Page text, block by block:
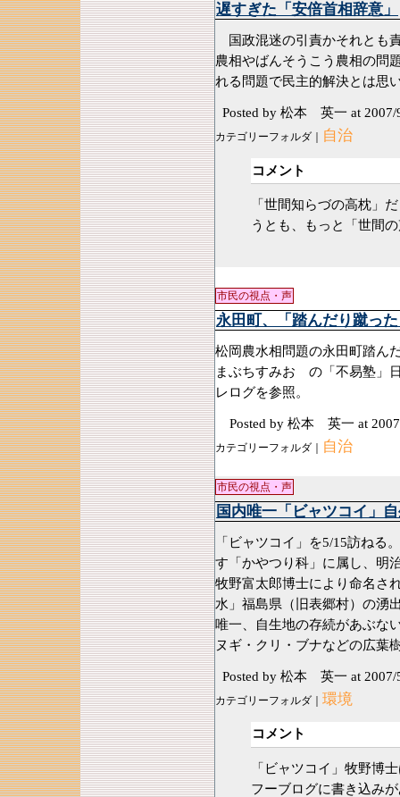
遅すぎた「安倍首相辞意」
国政混迷の引責かそれとも
農相やばんそうこう農相の問
れる問題で民主的解決とは思
Posted by 松本 英一 at
カテゴリーフォルダ｜ 自治
コメント
「世間知らづの高枕
うとも、もっと「世間
市民の視点・声
永田町、「踏んだり蹴っ
松岡農水相問題の永田町踏
まぶちすみお の「不易塾」
レログを参照。
Posted by 松本 英一 at
カテゴリーフォルダ｜ 自治
市民の視点・声
国内唯一「ビャツコイ」
「ビャツコイ」を5/15訪ね
す「かやつり科」に属し、明
牧野富太郎博士により命名
水」福島県（旧表郷村）の
唯一、自生地の存続があぶ
ヌギ・クリ・ブナなどの広葉
Posted by 松本 英一 at
カテゴリーフォルダ｜ 環境
コメント
「ビャツコイ」牧野博
フーブログに書き込み